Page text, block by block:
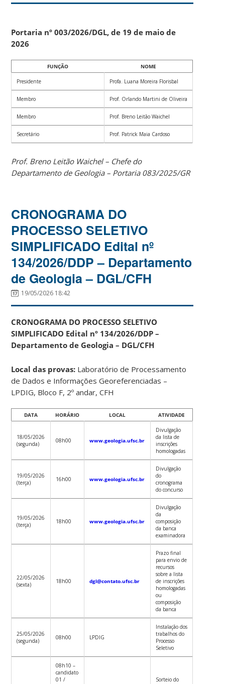
Portaria nº 003/2026/DGL, de 19 de maio de
2026
FUNÇÃO NOME
Presidente Profa. Luana Moreira Florisbal
Membro Prof. Orlando Martini de Oliveira
Membro Prof. Breno Leitão Waichel
Secretário Prof. Patrick Maia Cardoso
Prof. Breno Leitão Waichel – Chefe do
Departamento de Geologia – Portaria 083/2025/GR
CRONOGRAMA DO
PROCESSO SELETIVO
SIMPLIFICADO Edital nº
134/2026/DDP – Departamento
de Geologia – DGL/CFH
19/05/2026 18:42
CRONOGRAMA DO PROCESSO SELETIVO
SIMPLIFICADO Edital nº 134/2026/DDP –
Departamento de Geologia – DGL/CFH
Local das provas: Laboratório de Processamento
de Dados e Informações Georeferenciadas –
LPDIG, Bloco F, 2º andar, CFH
DATA HORÁRIO LOCAL ATIVIDADE
18/05/2026
(segunda)
08h00 www.geologia.ufsc.br
Divulgação
da lista de
inscrições
homologadas
19/05/2026
(terça)
16h00 www.geologia.ufsc.br
Divulgação
do
cronograma
do concurso
19/05/2026
(terça)
18h00 www.geologia.ufsc.br
Divulgação
da
composição
da banca
examinadora
22/05/2026
(sexta)
18h00 dgl@contato.ufsc.br
Prazo final
para envio de
recursos
sobre a lista
de inscrições
homologadas
ou
composição
da banca
25/05/2026
(segunda)
08h00 LPDIG
Instalação dos
trabalhos do
Processo
Seletivo
08h10 –
candidato
01 /
Sorteio do